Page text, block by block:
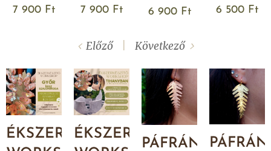
7 900 Ft 7 900 Ft 6 900Ft 6 500 Ft
Előző Következő
ÉKSZERKÉSZÍTŐÉKSZERKÉSZÍTŐ
PÁFRÁNY